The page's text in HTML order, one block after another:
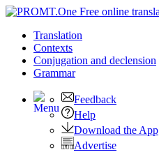
Translation
Contexts
Conjugation and declension
Grammar
Feedback
Help
Download the App
Advertise